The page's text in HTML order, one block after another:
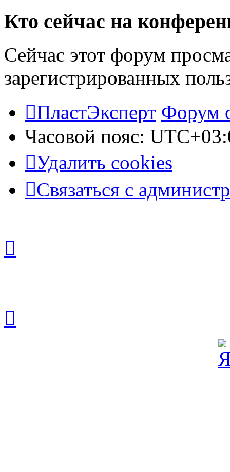
Кто сейчас на
Сейчас этот форум
зарегистрированных
ПластЭксперт Форум
Часовой пояс:
Удалить cookies
Связаться с